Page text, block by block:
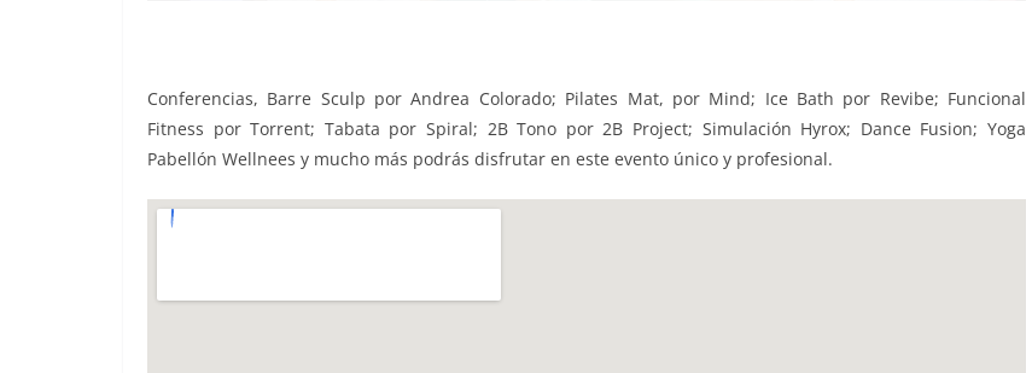
Conferencias, Barre Sculp por Andrea Colorado; Pilates Mat, por Mind; Ice Bath por Revibe; Funcional
Fitness por Torrent; Tabata por Spiral; 2B Tono por 2B Project; Simulación Hyrox; Dance Fusion; Yoga
Pabellón Wellnees y mucho más podrás disfrutar en este evento único y profesional.